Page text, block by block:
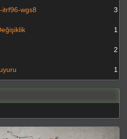
itrf96-wgs8 3
1
2
1